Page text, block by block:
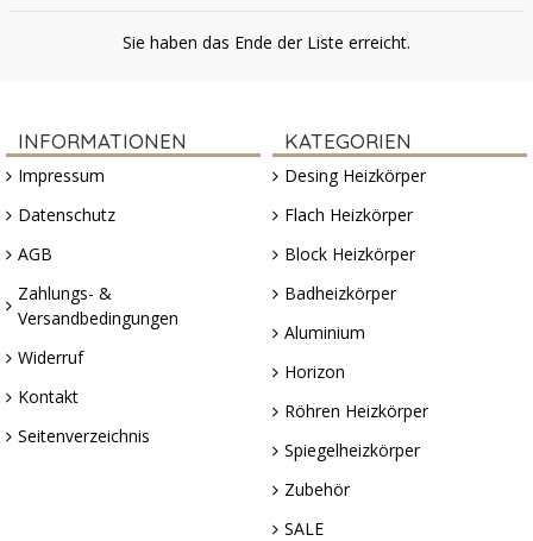
Sie haben das Ende der Liste erreicht.
INFORMATIONEN
Impressum
Datenschutz
AGB
Zahlungs- &
Versandbedingungen
Widerruf
Kontakt
Seitenverzeichnis
KATEGORIEN
Desing Heizkörper
Flach Heizkörper
Block Heizkörper
Badheizkörper
Aluminium
Horizon
Röhren Heizkörper
Spiegelheizkörper
Zubehör
SALE